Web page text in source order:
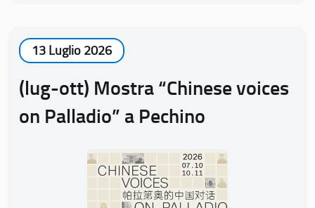
13 Luglio 2026
(lug-ott) Mostra “Chinese voices
on Palladio” a Pechino